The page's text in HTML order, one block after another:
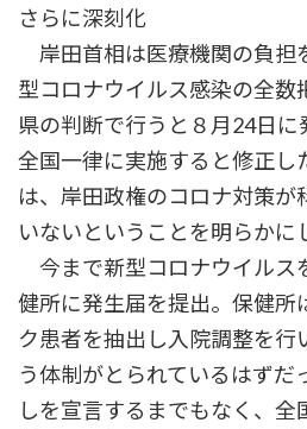
さらに深刻化
岸田首相は医療機関の負担
型コロナウイルス感染の全数
県の判断で行うと８月24日
全国一律に実施すると修正し
は、岸田政権のコロナ対策が
いないということを明らかに
今まで新型コロナウイルス
健所に発生届を提出。保健所
ク患者を抽出し入院調整を行
う体制がとられているはずだ
しを宣言するまでもなく、